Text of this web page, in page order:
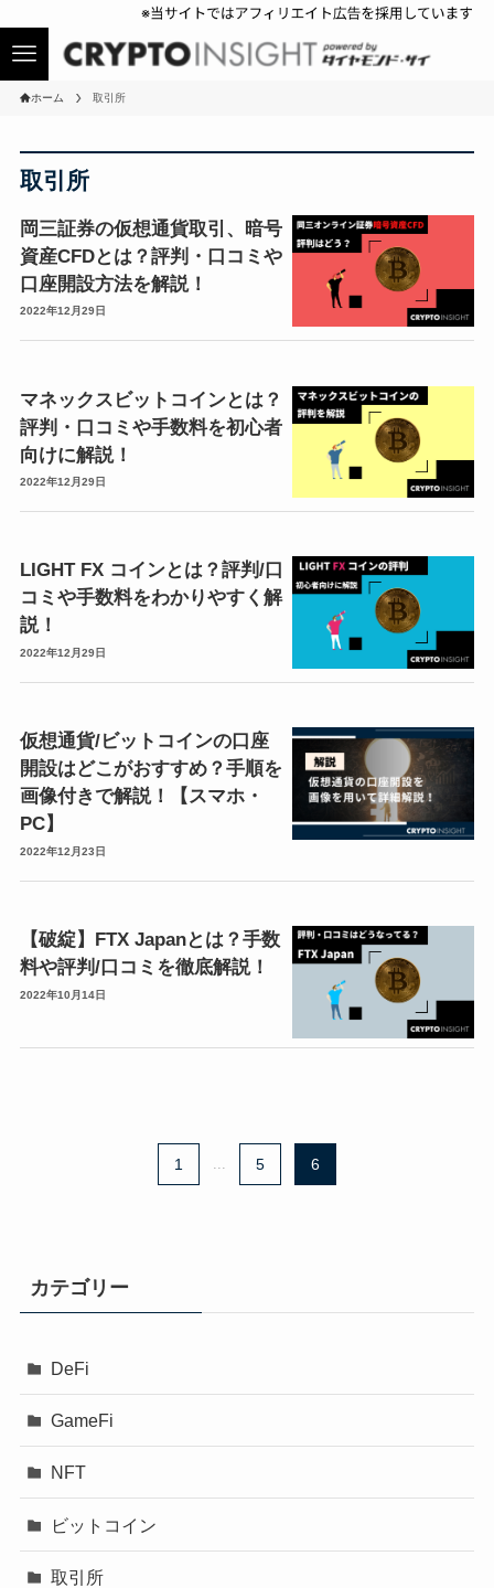
ホーム 取引所
取引所
岡三証券の仮想通貨取引、暗号
資産CFDとは？評判・口コミや
口座開設方法を解説！
2022年12月29日
マネックスビットコインとは？
評判・口コミや手数料を初心者
向けに解説！
2022年12月29日
LIGHT FX コインとは？評判/口
コミや手数料をわかりやすく解
説！
2022年12月29日
仮想通貨/ビットコインの口座
開設はどこがおすすめ？手順を
画像付きで解説！【スマホ・
PC】
2022年12月23日
【破綻】FTX Japanとは？手数
料や評判/口コミを徹底解説！
2022年10月14日
1 5 6
カテゴリー
DeFi
GameFi
NFT
ビットコイン
取引所